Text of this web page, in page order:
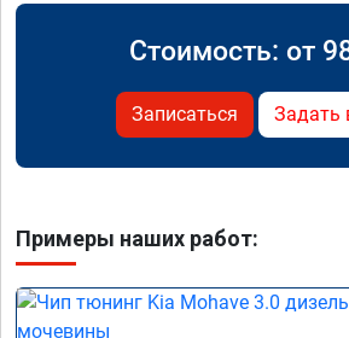
Стоимость: от
Записаться Задать
Примеры наших работ: